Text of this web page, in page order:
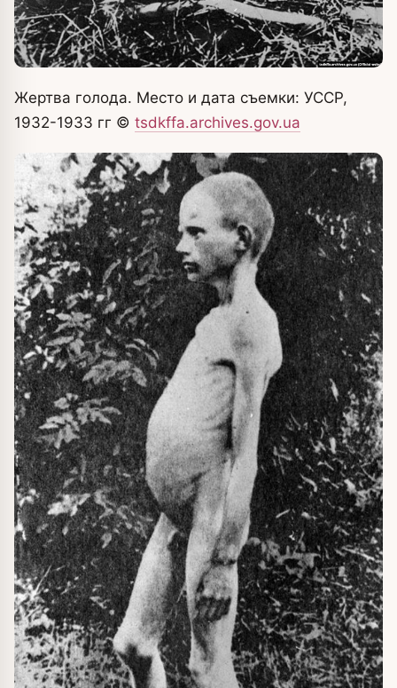
Жертва голода. Место и дата съемки: УССР,
1932-1933 гг © tsdkffa.archives.gov.ua